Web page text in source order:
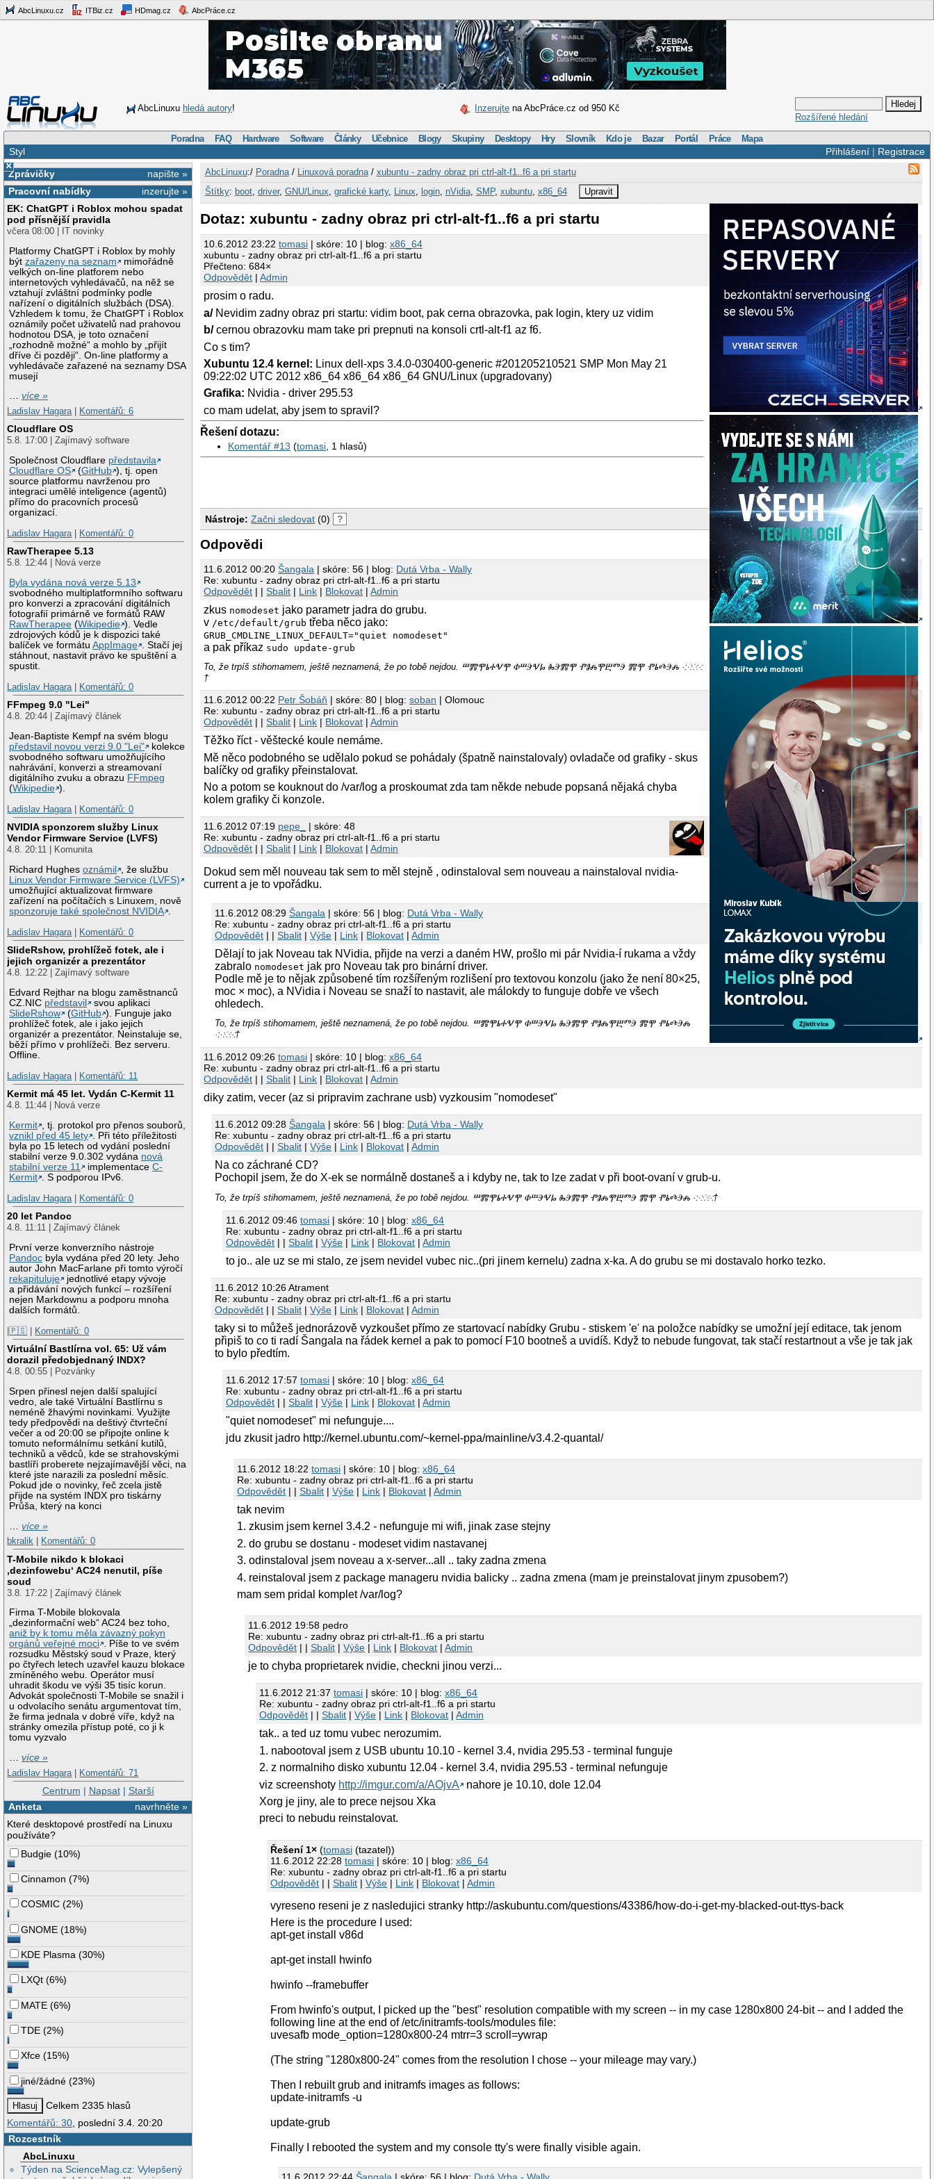
AbcLinuxu.cz ITBiz.cz HDmag.cz AbcPráce.cz
AbcLinuxu hledá autory! Inzerujte na AbcPráce.cz od 950 Kč
Rozšířené hledání
Poradna FAQ Hardware Software Články Učebnice Blogy Skupiny Desktopy Hry Slovník Kdo je Bazar Portál Práce Mapa
Přihlášení| Registrace
Styl
×
napište »
Zprávičky
inzerujte »
Pracovní nabídky
EK: ChatGPT i Roblox mohou spadat
pod přísnější pravidla
včera 08:00 | IT novinky
Platformy ChatGPT i Roblox by mohly
býtzařazeny na seznam
mimořádně
velkých on-line platforem nebo
internetových vyhledávačů, na něž se
vztahují zvláštní podmínky podle
nařízení o digitálních službách (DSA).
Vzhledem k tomu, že ChatGPT i Roblox
oznámily počet uživatelů nad prahovou
hodnotou DSA, je toto označení
„rozhodně možné“ a mohlo by „přijít
dříve či později“. On-line platformy a
vyhledávače zařazené na seznamy DSA
musejí
…více »
Ladislav Hagara
Komentářů: 6
Cloudflare OS
5.8. 17:00 | Zajímavý software
Společnost Cloudflare představila
Cloudflare OS
(GitHub ), tj. open
source platformu navrženou pro
integraci umělé inteligence (agentů)
přímo do pracovních procesů
organizací.
Ladislav Hagara
Komentářů: 0
RawTherapee 5.13
5.8. 12:44 | Nová verze
Byla vydána nová verze 5.13
svobodného multiplatformního softwaru
pro konverzi a zpracování digitálních
fotografií primárně ve formátů RAW
RawTherapee (Wikipedie ). Vedle
zdrojových kódů je k dispozici také
balíček ve formátuAppImage . Stačí jej
stáhnout, nastavit právo ke spuštění a
spustit.
Ladislav Hagara
Komentářů: 0
FFmpeg 9.0 "Lei"
4.8. 20:44 | Zajímavý článek
Jean-Baptiste Kempf na svém blogu
představil novou verzi 9.0 "Lei"
kolekce
svobodného softwaru umožňujícího
nahrávání, konverzi a streamovaní
digitálního zvuku a obrazu FFmpeg
(Wikipedie ).
Ladislav Hagara
Komentářů: 0
NVIDIA sponzorem služby Linux
Vendor Firmware Service (LVFS)
4.8. 20:11 | Komunita
Richard Hughesoznámil
, že službu
Linux Vendor Firmware Service (LVFS)
umožňující aktualizovat firmware
zařízení na počítačích s Linuxem, nově
sponzoruje také společnost NVIDIA .
Ladislav Hagara | Komentářů: 0
SlideRshow, prohlížeč fotek, ale i
jejich organizér a prezentátor
4.8. 12:22 | Zajímavý software
Edvard Rejthar na blogu zaměstnanců
CZ.NIC představil
svou aplikaci
SlideRshow
(GitHub ). Funguje jako
prohlížeč fotek, ale i jako jejich
organizér a prezentátor. Neinstaluje se,
běží přímo v prohlížeči. Bez serveru.
Offline.
Ladislav Hagara | Komentářů: 11
Kermit má 45 let. Vydán C-Kermit 11
4.8. 11:44 | Nová verze
Kermit , tj. protokol pro přenos souborů,
vznikl před 45 lety . Při této příležitosti
byla po 15 letech od vydání poslední
stabilní verze 9.0.302 vydána nová
stabilní verze 11
implementaceC-
Kermit . S podporou IPv6.
Ladislav Hagara | Komentářů: 0
20 let Pandoc
4.8. 11:11 | Zajímavý článek
První verze konverzního nástroje
Pandoc byla vydána před 20 lety. Jeho
autor John MacFarlane při tomto výročí
rekapituluje
jednotlivé etapy vývoje
a přidávání nových funkcí – rozšíření
nejen Markdownu a podporu mnoha
dalších formátů.
|🇵🇸 | Komentářů: 0
Virtuální Bastlírna vol. 65: Už vám
dorazil předobjednaný INDX?
4.8. 00:55 | Pozvánky
Srpen přinesl nejen další spalující
vedro, ale také Virtuální Bastlírnu s
neméně žhavými novinkami. Využijte
tedy předpovědi na deštivý čtvrteční
večer a od 20:00 se připojte online k
tomuto neformálnímu setkání kutilů,
techniků a vědců, kde se strahovskými
bastlíři proberete nejzajímavější věci, na
které jste narazili za poslední měsíc.
Pokud jde o novinky, řeč zcela jistě
přijde na systém INDX pro tiskárny
Průša, který na konci
…více »
bkralik
Komentářů: 0
T-Mobile nikdo k blokaci
‚dezinfowebu‘ AC24 nenutil, píše
soud
3.8. 17:22 | Zajímavý článek
Firma T-Mobile blokovala
„dezinformační web“ AC24 bez toho,
aniž by k tomu měla závazný pokyn
orgánů veřejné moci . Píše to ve svém
rozsudku Městský soud v Praze, který
po čtyřech letech uzavřel kauzu blokace
zmíněného webu. Operátor musí
uhradit škodu ve výši 35 tisíc korun.
Advokát společnosti T-Mobile se snažil i
u odvolacího senátu argumentovat tím,
že firma jednala v dobré víře, když na
stránky omezila přístup poté, co ji k
tomu vyzvalo
…více »
Ladislav Hagara | Komentářů: 71
Centrum | Napsat| Starší
navrhněte »
Anketa
Které desktopové prostředí na Linuxu
používáte?
Budgie (10%)
Cinnamon (7%)
COSMIC (2%)
GNOME (18%)
KDE Plasma (30%)
LXQt (6%)
MATE (6%)
TDE (2%)
Xfce (15%)
jiné/žádné (23%)
Celkem 2335 hlasů
Komentářů: 30, poslední 3.4. 20:20
Rozcestník
AbcLinuxu
Týden na ScienceMag.cz: Vylepšený
AbcLinuxu:/ Poradna/ Linuxová poradna/ xubuntu - zadny obraz pri ctrl-alt-f1..f6 a pri startu
Štítky: boot, driver, GNU/Linux grafické karty, Linux login, nVidia, SMP, xubuntu, x86_64 Upravit
Dotaz: xubuntu - zadny obraz pri ctrl-alt-f1..f6 a pri startu
10.6.2012 23:22tomasi | skóre: 10 | blog:x86_64
xubuntu - zadny obraz pri ctrl-alt-f1..f6 a pri startu
Přečteno: 684×
Odpovědět |Admin
prosim o radu.
a/Nevidim zadny obraz pri startu: vidim boot, pak cerna obrazovka, pak login, ktery uz vidim
b/cernou obrazovku mam take pri prepnuti na konsoli crtl-alt-f1 az f6.
Co s tim?
Xubuntu 12.4 kernel: Linux dell-xps 3.4.0-030400-generic #201205210521 SMP Mon May 21
09:22:02 UTC 2012 x86_64 x86_64 x86_64 GNU/Linux (upgradovany)
Grafika: Nvidia - driver 295.53
co mam udelat, aby jsem to spravil?
Řešení dotazu:
Komentář #13 (tomasi, 1 hlasů)
Nástroje: Začni sledovat (0) ?
Odpovědi
11.6.2012 00:20Šangala | skóre: 56 | blog: Dutá Vrba - Wally
Re: xubuntu - zadny obraz pri ctrl-alt-f1..f6 a pri startu
Odpovědět | |Sbalit | Link | Blokovat |Admin
zkus nomodeset jako parametr jadra do grubu.
v /etc/default/grub třeba něco jako:
GRUB_CMDLINE_LINUX_DEFAULT="quiet nomodeset"
a pak příkaz sudo update-grub
To, že trpíš stihomamem, ještě neznamená, že po tobě nejdou. ⰞⰏⰉⰓⰀⰜⰉ ⰗⰞⰅⰜⰘ ⰈⰅⰏⰉ ⰒⰑⰎⰉⰁⰕⰅ ⰏⰉ ⰒⰓⰄⰅⰎ ·:⁖⁘⁙
†
11.6.2012 00:22 Petr Šobáň | skóre: 80 | blog:soban | Olomouc
Re: xubuntu - zadny obraz pri ctrl-alt-f1..f6 a pri startu
Odpovědět | |Sbalit | Link | Blokovat |Admin
Těžko říct - věštecké koule nemáme.
Mě něco podobného se udělalo pokud se pohádaly (špatně nainstalovaly) ovladače od grafiky - skus
balíčky od grafiky přeinstalovat.
No a potom se kouknout do /var/log a proskoumat zda tam někde nebude popsaná nějaká chyba
kolem grafiky či konzole.
11.6.2012 07:19 pepe_
| skóre: 48
Re: xubuntu - zadny obraz pri ctrl-alt-f1..f6 a pri startu
Odpovědět | |Sbalit | Link | Blokovat |Admin
Dokud sem měl nouveau tak sem to měl stejně , odinstaloval sem nouveau a nainstaloval nvidia-
current a je to vpořádku.
11.6.2012 08:29Šangala | skóre: 56 | blog: Dutá Vrba - Wally
Re: xubuntu - zadny obraz pri ctrl-alt-f1..f6 a pri startu
Odpovědět | |Sbalit |Výše | Link | Blokovat |Admin
Dělají to jak Noveau tak NVidia, přijde na verzi a daném HW, prošlo mi pár Nvidia-í rukama a vždy
zabralo nomodeset jak pro Noveau tak pro binární driver.
Podle mě je to nějak způsobené tím rozšířeným rozlišení pro textovou konzolu (jako že není 80×25,
moc × moc), a NVidia i Noveau se snaží to nastavit, ale málokdy to funguje dobře ve všech
ohledech.
To, že trpíš stihomamem, ještě neznamená, že po tobě nejdou. ⰞⰏⰉⰓⰀⰜⰉ ⰗⰞⰅⰜⰘ ⰈⰅⰏⰉ ⰒⰑⰎⰉⰁⰕⰅ ⰏⰉ ⰒⰓⰄⰅⰎ
·:⁖⁘⁙†
11.6.2012 09:26tomasi | skóre: 10 | blog:x86_64
Re: xubuntu - zadny obraz pri ctrl-alt-f1..f6 a pri startu
Odpovědět | |Sbalit | Link | Blokovat |Admin
diky zatim, vecer (az si pripravim zachrane usb) vyzkousim "nomodeset"
11.6.2012 09:28Šangala | skóre: 56 | blog: Dutá Vrba - Wally
Re: xubuntu - zadny obraz pri ctrl-alt-f1..f6 a pri startu
Odpovědět | |Sbalit |Výše | Link | Blokovat |Admin
Na co záchrané CD?
Pochopil jsem, že do X-ek se normálně dostaneš a i kdyby ne, tak to lze zadat v při boot-ovaní v grub-u.
To, že trpíš stihomamem, ještě neznamená, že po tobě nejdou. ⰞⰏⰉⰓⰀⰜⰉ ⰗⰞⰅⰜⰘ ⰈⰅⰏⰉ ⰒⰑⰎⰉⰁⰕⰅ ⰏⰉ ⰒⰓⰄⰅⰎ ·:⁖⁘⁙†
11.6.2012 09:46tomasi | skóre: 10 | blog:x86_64
Re: xubuntu - zadny obraz pri ctrl-alt-f1..f6 a pri startu
Odpovědět | |Sbalit |Výše | Link | Blokovat |Admin
to jo.. ale uz se mi stalo, ze jsem nevidel vubec nic..(pri jinem kernelu) zadna x-ka. A do grubu se mi dostavalo horko tezko.
11.6.2012 10:26 Atrament
Re: xubuntu - zadny obraz pri ctrl-alt-f1..f6 a pri startu
Odpovědět | |Sbalit |Výše | Link | Blokovat |Admin
taky si to můžeš jednorázově vyzkoušet přímo ze startovací nabídky Grubu - stiskem 'e' na položce nabídky se umožní její editace, tak jenom
připiš to co ti radí Šangala na řádek kernel a pak to pomocí F10 bootneš a uvidíš. Když to nebude fungovat, tak stačí restartnout a vše je tak jak
to bylo předtím.
11.6.2012 17:57tomasi | skóre: 10 | blog:x86_64
Re: xubuntu - zadny obraz pri ctrl-alt-f1..f6 a pri startu
Odpovědět | |Sbalit |Výše | Link | Blokovat |Admin
"quiet nomodeset" mi nefunguje....
jdu zkusit jadro http://kernel.ubuntu.com/~kernel-ppa/mainline/v3.4.2-quantal/
11.6.2012 18:22tomasi | skóre: 10 | blog:x86_64
Re: xubuntu - zadny obraz pri ctrl-alt-f1..f6 a pri startu
Odpovědět | |Sbalit |Výše | Link | Blokovat |Admin
tak nevim
1. zkusim jsem kernel 3.4.2 - nefunguje mi wifi, jinak zase stejny
2. do grubu se dostanu - modeset vidim nastavanej
3. odinstaloval jsem noveau a x-server...all .. taky zadna zmena
4. reinstaloval jsem z package manageru nvidia balicky .. zadna zmena (mam je preinstalovat jinym zpusobem?)
mam sem pridal komplet /var/log?
11.6.2012 19:58 pedro
Re: xubuntu - zadny obraz pri ctrl-alt-f1..f6 a pri startu
Odpovědět | |Sbalit |Výše | Link | Blokovat |Admin
je to chyba proprietarek nvidie, checkni jinou verzi...
11.6.2012 21:37tomasi | skóre: 10 | blog:x86_64
Re: xubuntu - zadny obraz pri ctrl-alt-f1..f6 a pri startu
Odpovědět | |Sbalit |Výše | Link | Blokovat |Admin
tak.. a ted uz tomu vubec nerozumim.
1. nabootoval jsem z USB ubuntu 10.10 - kernel 3.4, nvidia 295.53 - terminal funguje
2. z normalniho disko xubuntu 12.04 - kernel 3.4, nvidia 295.53 - terminal nefunguje
viz screenshoty http://imgur.com/a/AOjvA
nahore je 10.10, dole 12.04
Xorg je jiny, ale to prece nejsou Xka
preci to nebudu reinstalovat.
Řešení 1× (tomasi (tazatel))
11.6.2012 22:28tomasi | skóre: 10 | blog:x86_64
Re: xubuntu - zadny obraz pri ctrl-alt-f1..f6 a pri startu
Odpovědět | |Sbalit |Výše | Link | Blokovat |Admin
vyreseno reseni je z nasledujici stranky http://askubuntu.com/questions/43386/how-do-i-get-my-blacked-out-ttys-back
Here is the procedure I used:
apt-get install v86d
apt-get install hwinfo
hwinfo --framebuffer
From hwinfo's output, I picked up the "best" resolution compatible with my screen -- in my case 1280x800 24-bit -- and I added the
following line at the end of /etc/initramfs-tools/modules file:
uvesafb mode_option=1280x800-24 mtrr=3 scroll=ywrap
(The string "1280x800-24" comes from the resolution I chose -- your mileage may vary.)
Then I rebuilt grub and initramfs images as follows:
update-initramfs -u
update-grub
Finally I rebooted the system and my console tty's were finally visible again.
11.6.2012 22:44 Šangala | skóre: 56 | blog: Dutá Vrba - Wally